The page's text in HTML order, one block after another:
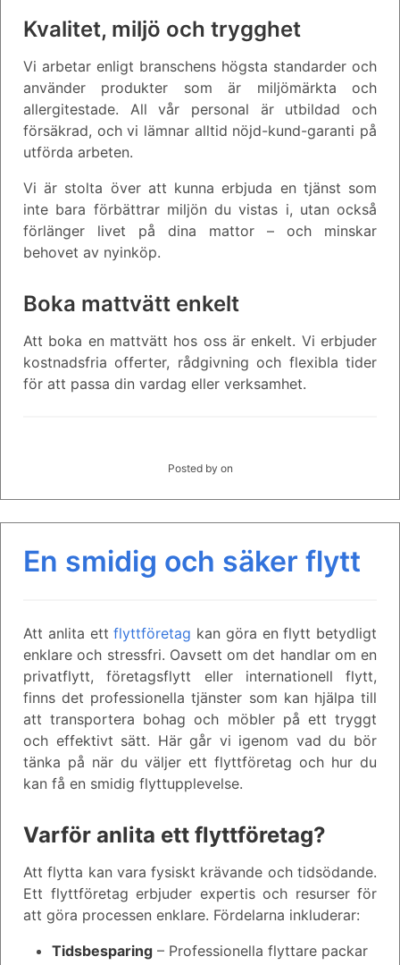
Kvalitet, miljö och trygghet
Vi arbetar enligt branschens högsta standarder och
använder produkter som är miljömärkta och
allergitestade. All vår personal är utbildad och
försäkrad, och vi lämnar alltid nöjd-kund-garanti på
utförda arbeten.
Vi är stolta över att kunna erbjuda en tjänst som
inte bara förbättrar miljön du vistas i, utan också
förlänger livet på dina mattor – och minskar
behovet av nyinköp.
Boka mattvätt enkelt
Att boka en mattvätt hos oss är enkelt. Vi erbjuder
kostnadsfria offerter, rådgivning och flexibla tider
för att passa din vardag eller verksamhet.
Posted by on
En smidig och säker flytt
Att anlita ettflyttföretag kan göra en flytt betydligt
enklare och stressfri. Oavsett om det handlar om en
privatflytt, företagsflytt eller internationell flytt,
finns det professionella tjänster som kan hjälpa till
att transportera bohag och möbler på ett tryggt
och effektivt sätt. Här går vi igenom vad du bör
tänka på när du väljer ett flyttföretag och hur du
kan få en smidig flyttupplevelse.
Varför anlita ett flyttföretag?
Att flytta kan vara fysiskt krävande och tidsödande.
Ett flyttföretag erbjuder expertis och resurser för
att göra processen enklare. Fördelarna inkluderar:
Tidsbesparing – Professionella flyttare packar